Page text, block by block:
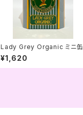
Lady Grey Organic ミニ缶
¥1,620